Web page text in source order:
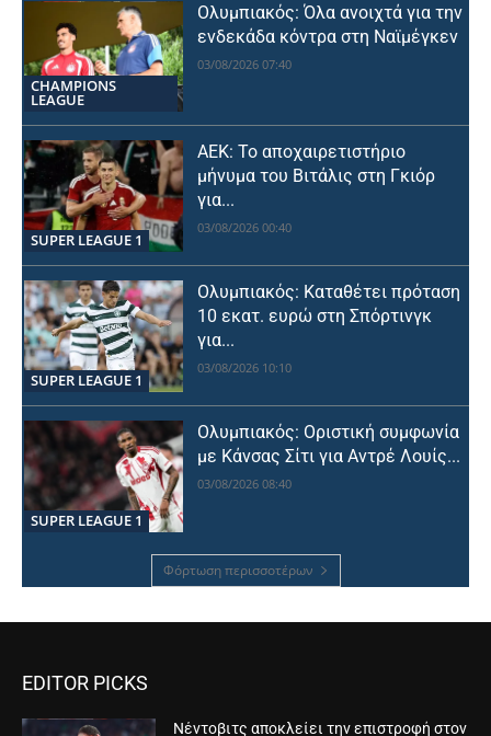
CHAMPIONS
LEAGUE
Ολυμπιακός: Όλα ανοιχτά για την
ενδεκάδα κόντρα στη Ναϊμέγκεν
03/08/2026 07:40
SUPER LEAGUE 1
ΑΕΚ: Το αποχαιρετιστήριο
μήνυμα του Βιτάλις στη Γκιόρ
για...
03/08/2026 00:40
SUPER LEAGUE 1
Ολυμπιακός: Καταθέτει πρόταση
10 εκατ. ευρώ στη Σπόρτινγκ
για...
03/08/2026 10:10
SUPER LEAGUE 1
Ολυμπιακός: Οριστική συμφωνία
με Κάνσας Σίτι για Αντρέ Λουίς...
03/08/2026 08:40
Φόρτωση περισσοτέρων
EDITOR PICKS
Νέντοβιτς αποκλείει την επιστροφή στον